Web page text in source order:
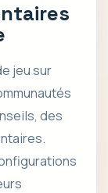
jeu sur
des